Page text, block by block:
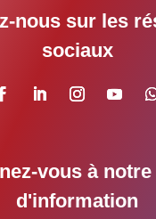
nous sur les
sociaux
vous à
d'information